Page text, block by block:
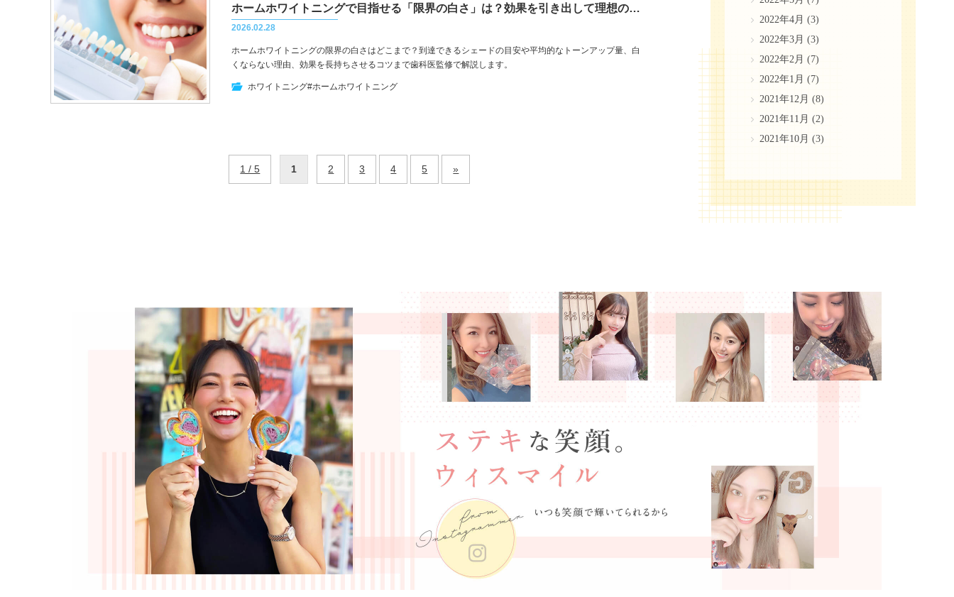
ホームホワイトニングで目指せる「限界の白さ」は？効果を引き出して理想の歯を手に入れる方法
2026.02.28
ホームホワイトニングの限界の白さはどこまで？到達できるシェードの目安や平均的なトーンアップ量、白
くならない理由、効果を長持ちさせるコツまで歯科医監修で解説します。
ホワイトニング#ホームホワイトニング
1 / 5 1 2 3 4 5 »
2022年4月 (3)
2022年3月 (3)
2022年2月 (7)
2022年1月 (7)
2021年12月 (8)
2021年11月 (2)
2021年10月 (3)